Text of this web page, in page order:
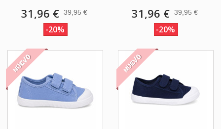
31,96 € 39,95 €
-20%
31,96 € 39,95 €
-20%
NUEVO NUEVO